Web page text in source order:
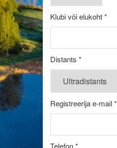
Klubi või elukoht *
Distants *
Registreerija e-mail *
Telefon *